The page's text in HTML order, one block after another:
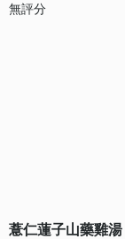
無評分
薏仁蓮子山藥雞湯